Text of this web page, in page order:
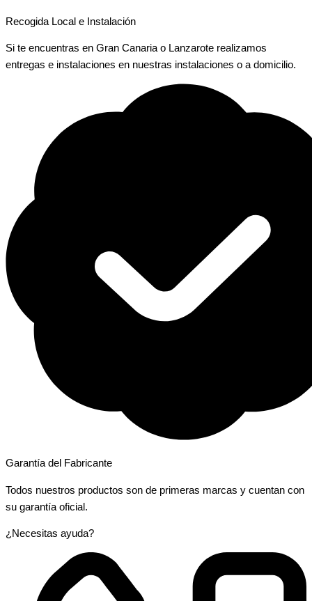
Recogida Local e Instalación
Si te encuentras en Gran Canaria o Lanzarote realizamos
entregas e instalaciones en nuestras instalaciones o a domicilio.
Garantía del Fabricante
Todos nuestros productos son de primeras marcas y cuentan con
su garantía oficial.
¿Necesitas ayuda?